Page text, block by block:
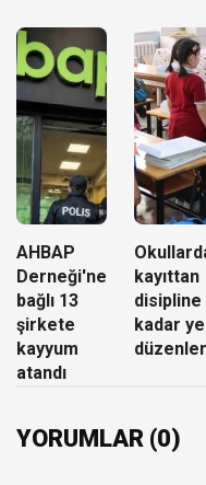
AHBAP
Derneği'ne
bağlı 13
şirkete
kayyum
atandı
kayıttan
disipline
kadar
YORUMLAR (0)